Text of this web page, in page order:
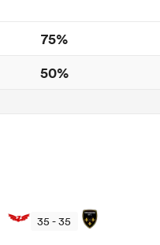
75%
50%
35 - 35